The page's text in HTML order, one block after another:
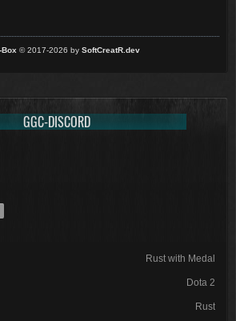
Box © 2017-2026 by SoftCreatR.dev
GGC-DISCORD
Rust with Medal
Dota 2
Rust